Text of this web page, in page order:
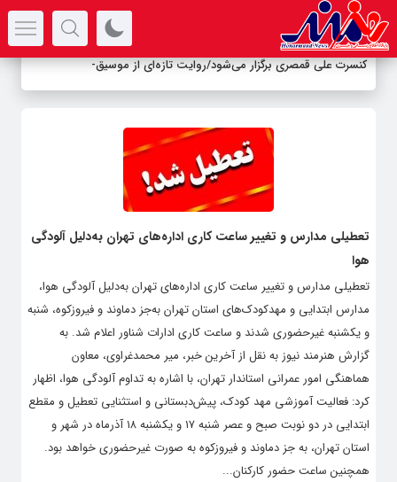
کنسرت علی قمصری برگزار می‌شود/روایت تازه‌ای از موسیقی ا_
تعطیلی مدارس و تغییر ساعت کاری اداره‌های تهران به‌دلیل آلودگی
هوا
تعطیلی مدارس و تغییر ساعت کاری اداره‌های تهران به‌دلیل آلودگی هوا،
مدارس ابتدایی و مهدکودک‌های استان تهران به‌جز دماوند و فیروزکوه، شنبه
و یکشنبه غیرحضوری شدند و ساعت کاری ادارات شناور اعلام شد. به
گزارش هنرمند نیوز به نقل از آخرین خبر، میر محمدغراوی، معاون
هماهنگی امور عمرانی استاندار تهران، با اشاره به تداوم آلودگی هوا، اظهار
کرد: فعالیت آموزشی مهد کودک، پیش‌دبستانی و استثنایی تعطیل و مقطع
ابتدایی در دو نوبت صبح و عصر شنبه ۱۷ و یکشنبه ۱۸ آذرماه در شهر و
استان تهران، به جز دماوند و فیروزکوه به صورت غیرحضوری خواهد بود.
همچنین ساعت حضور کارکنان...